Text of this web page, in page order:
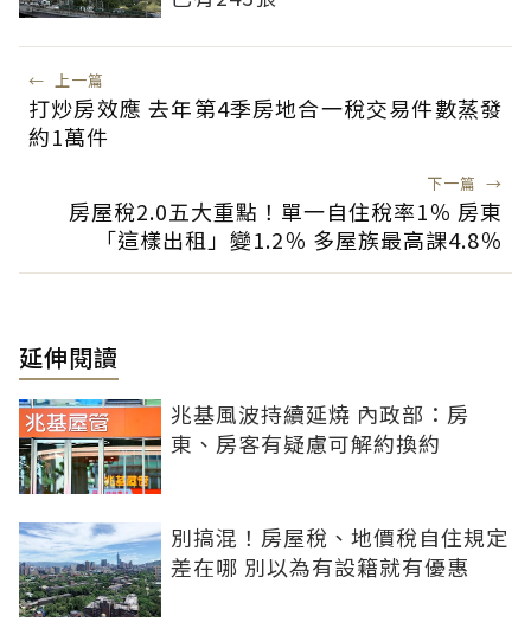
← 上一篇
打炒房效應 去年第4季房地合一稅交易件數蒸發
約1萬件
下一篇 →
房屋稅2.0五大重點！單一自住稅率1％ 房東
「這樣出租」變1.2％ 多屋族最高課4.8％
延伸閱讀
兆基風波持續延燒 內政部：房
東、房客有疑慮可解約換約
別搞混！房屋稅、地價稅自住規定
差在哪 別以為有設籍就有優惠